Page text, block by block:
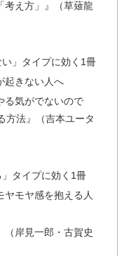
考え方」』（草薙龍
」タイプに効く1冊
起きない人へ
る気がでないので
方法』（吉本ユータ
タイプに効く1冊
モヤ感を抱える人
（岸見一郎・古賀史